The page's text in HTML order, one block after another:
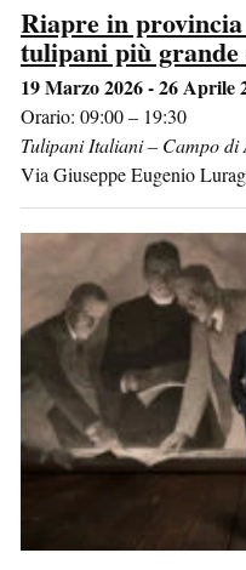
Riapre in
tulipani più
19 Marzo 2026 - 26 Aprile
Orario: 09:00 – 19:30
Tulipani Italiani – Campo di
Via Giuseppe Eugenio